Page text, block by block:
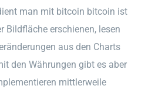
man mit bitcoin bitcoin ist
Bildfläche erschienen, lesen
aus den Charts
den Währungen gibt es aber
mittlerweile